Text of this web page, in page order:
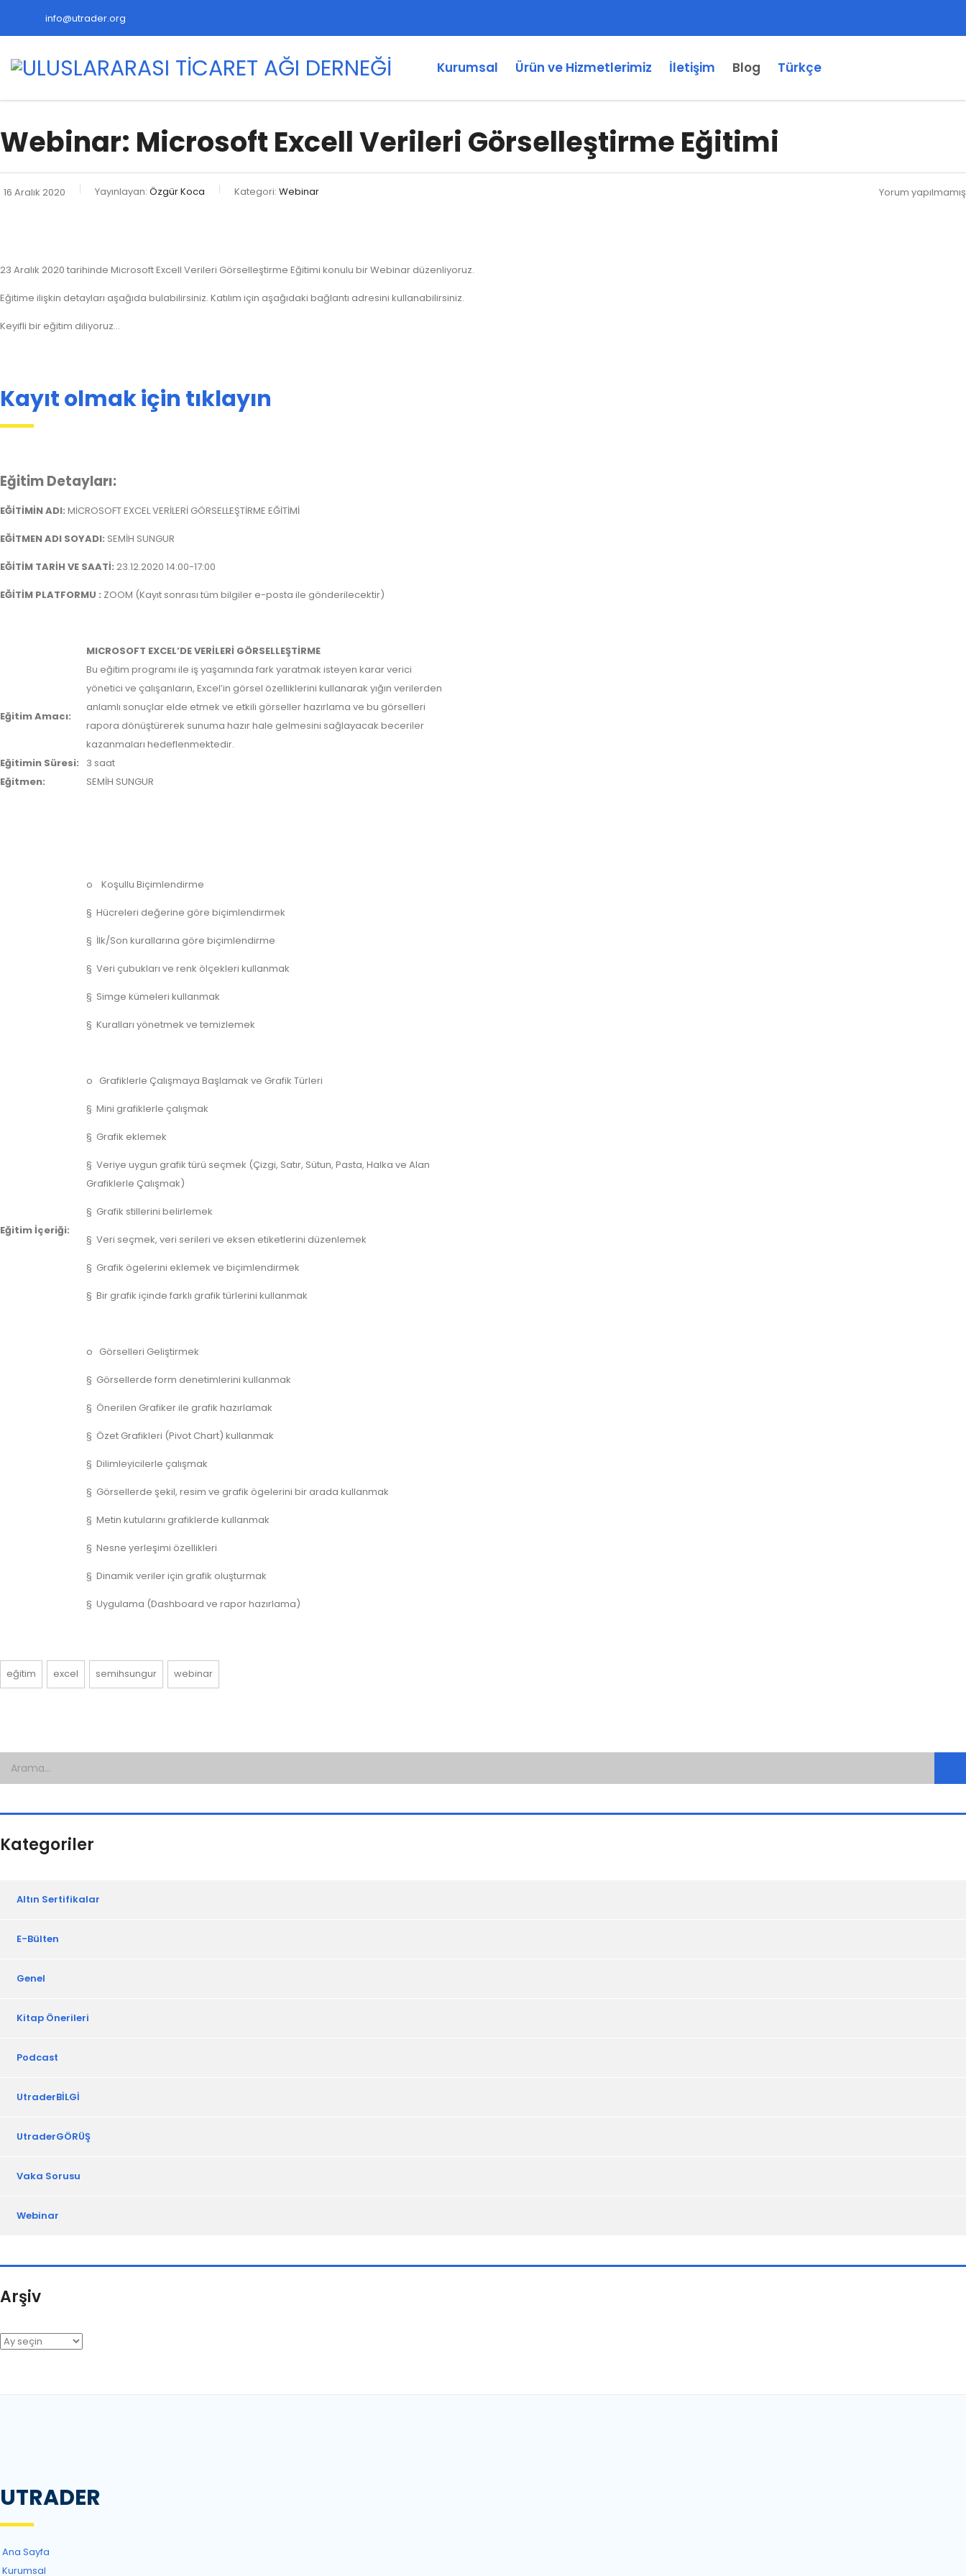
info@utrader.org
Kurumsal Ürün ve Hizmetlerimiz İletişim Blog Türkçe
Webinar: Microsoft Excell Verileri Görselleştirme Eğitimi
16 Aralık 2020 Yayınlayan: Özgür Koca Kategori: Webinar Yorum yapılmamış
23 Aralık 2020 tarihinde Microsoft Excell Verileri Görselleştirme Eğitimi konulu bir Webinar düzenliyoruz.
Eğitime ilişkin detayları aşağıda bulabilirsiniz. Katılım için aşağıdaki bağlantı adresini kullanabilirsiniz.
Keyifli bir eğitim diliyoruz…
Kayıt olmak için tıklayın
Eğitim Detayları:
EĞİTİMİN ADI: MİCROSOFT EXCEL VERİLERİ GÖRSELLEŞTİRME EĞİTİMİ
EĞİTMEN ADI SOYADI: SEMİH SUNGUR
EĞİTİM TARİH VE SAATİ: 23.12.2020 14:00-17:00
EĞİTİM PLATFORMU : ZOOM (Kayıt sonrası tüm bilgiler e-posta ile gönderilecektir)
MICROSOFT EXCEL’DE VERİLERİ GÖRSELLEŞTİRME
Eğitim Amacı:
Bu eğitim programı ile iş yaşamında fark yaratmak isteyen karar verici
yönetici ve çalışanların, Excel’in görsel özelliklerini kullanarak yığın verilerden
anlamlı sonuçlar elde etmek ve etkili görseller hazırlama ve bu görselleri
rapora dönüştürerek sunuma hazır hale gelmesini sağlayacak beceriler
kazanmaları hedeflenmektedir.
Eğitimin Süresi:
3 saat
Eğitmen:
SEMİH SUNGUR
Eğitim İçeriği:
o Koşullu Biçimlendirme
§ Hücreleri değerine göre biçimlendirmek
§ İlk/Son kurallarına göre biçimlendirme
§ Veri çubukları ve renk ölçekleri kullanmak
§ Simge kümeleri kullanmak
§ Kuralları yönetmek ve temizlemek
o Grafiklerle Çalışmaya Başlamak ve Grafik Türleri
§ Mini grafiklerle çalışmak
§ Grafik eklemek
§ Veriye uygun grafik türü seçmek (Çizgi, Satır, Sütun, Pasta, Halka ve Alan
Grafiklerle Çalışmak)
§ Grafik stillerini belirlemek
§ Veri seçmek, veri serileri ve eksen etiketlerini düzenlemek
§ Grafik ögelerini eklemek ve biçimlendirmek
§ Bir grafik içinde farklı grafik türlerini kullanmak
o Görselleri Geliştirmek
§ Görsellerde form denetimlerini kullanmak
§ Önerilen Grafiker ile grafik hazırlamak
§ Özet Grafikleri (Pivot Chart) kullanmak
§ Dilimleyicilerle çalışmak
§ Görsellerde şekil, resim ve grafik ögelerini bir arada kullanmak
§ Metin kutularını grafiklerde kullanmak
§ Nesne yerleşimi özellikleri
§ Dinamik veriler için grafik oluşturmak
§ Uygulama (Dashboard ve rapor hazırlama)
eğitim excel semihsungur webinar
Kategoriler
Altın Sertifikalar
E-Bülten
Genel
Kitap Önerileri
Podcast
UtraderBİLGİ
UtraderGÖRÜŞ
Vaka Sorusu
Webinar
Arşiv
Arşiv
UTRADER
Ana Sayfa
Kurumsal